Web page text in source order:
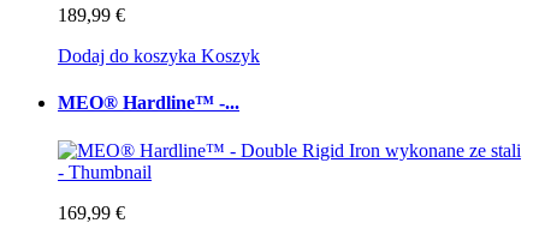
189,99 €
Dodaj do koszyka Koszyk
MEO® Hardline™ -...
169,99 €